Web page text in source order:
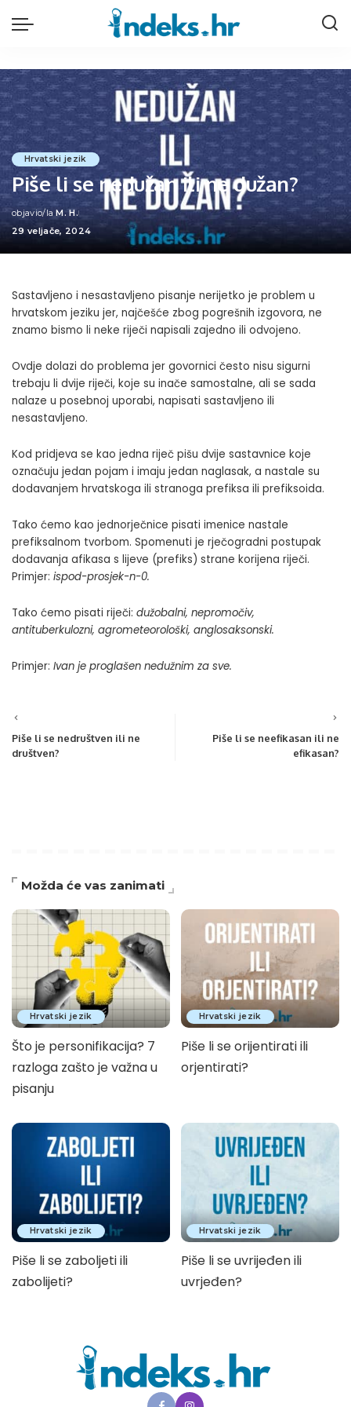
Hrvatski jezik
Piše li se nedužan ili ne dužan?
Posted
by
objavio/la M. H.
29 veljače, 2024
Sastavljeno i nesastavljeno pisanje nerijetko je problem u
hrvatskom jeziku jer, najčešće zbog pogrešnih izgovora, ne
znamo bismo li neke riječi napisali zajedno ili odvojeno.
Ovdje dolazi do problema jer govornici često nisu sigurni
trebaju li dvije riječi, koje su inače samostalne, ali se sada
nalaze u posebnoj uporabi, napisati sastavljeno ili
nesastavljeno.
Kod pridjeva se kao jedna riječ pišu dvije sastavnice koje
označuju jedan pojam i imaju jedan naglasak, a nastale su
dodavanjem hrvatskoga ili stranoga prefiksa ili prefiksoida.
Tako ćemo kao jednorječnice pisati imenice nastale
prefiksalnom tvorbom. Spomenuti je rječogradni postupak
dodavanja afikasa s lijeve (prefiks) strane korijena riječi.
Primjer: ispod-prosjek-n-0.
Tako ćemo pisati riječi: dužobalni, nepromočiv,
antituberkulozni, agrometeorološki, anglosaksonski.
Primjer: Ivan je proglašen nedužnim za sve.
Piše li se nedruštven ili ne
društven?
Piše li se neefikasan ili ne
efikasan?
Možda će vas zanimati
Hrvatski jezik
Što je personifikacija? 7
razloga zašto je važna u
pisanju
Hrvatski jezik
Piše li se orijentirati ili
orjentirati?
Hrvatski jezik
Piše li se zaboljeti ili
zabolijeti?
Hrvatski jezik
Piše li se uvrijeđen ili
uvrjeđen?